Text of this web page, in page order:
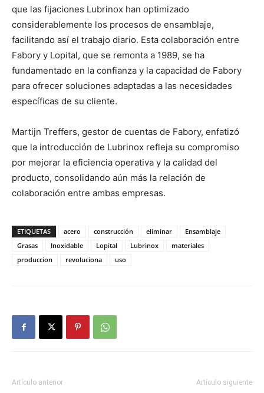
que las fijaciones Lubrinox han optimizado
considerablemente los procesos de ensamblaje,
facilitando así el trabajo diario. Esta colaboración entre
Fabory y Lopital, que se remonta a 1989, se ha
fundamentado en la confianza y la capacidad de Fabory
para ofrecer soluciones adaptadas a las necesidades
específicas de su cliente.
Martijn Treffers, gestor de cuentas de Fabory, enfatizó
que la introducción de Lubrinox refleja su compromiso
por mejorar la eficiencia operativa y la calidad del
producto, consolidando aún más la relación de
colaboración entre ambas empresas.
ETIQUETAS acero construcción eliminar
Ensamblaje
Grasas
Inoxidable Lopital Lubrinox
materiales
produccion
revoluciona uso
Artículo anterior Artículo siguiente